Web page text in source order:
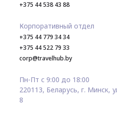
+375 44 538 43 88
Корпоративный отдел
+375 44 779 34 34
+375 44 522 79 33
corp@travelhub.by
Пн-Пт с 9:00 до 18:00
220113, Беларусь, г. Минск,
8